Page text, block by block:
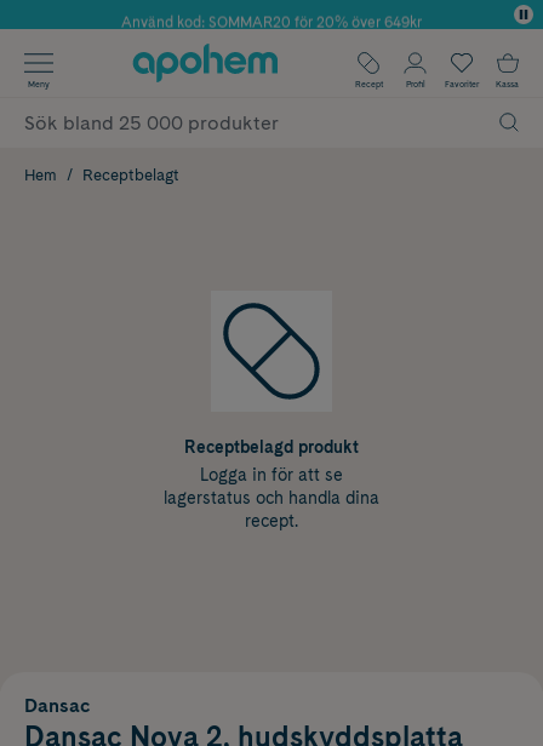
Årets Butik 2025 inom Skönhet
Använd kod: SOMMAR20 för 20% över 649kr
✓ Fri frakt
✓ Poäng på alla köp*
Meny Recept Profil Favoriter Kassa
Hem Receptbelagt
Receptbelagd produkt
Logga in för att se
lagerstatus och handla dina
recept.
Dansac
Dansac Nova 2, hudskyddsplatta